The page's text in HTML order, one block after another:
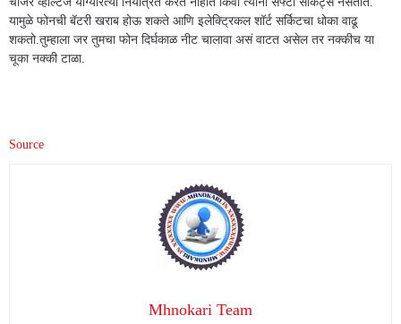
यामुळे फोनची बॅटरी खराब होऊ शकते आणि इलेक्ट्रिकल शॉर्ट सर्किटचा धोका वाढू
शकतो.तुम्हाला जर तुमचा फोन दिर्घकाळ नीट चालावा असं वाटत असेल तर नक्कीच या
चूका नक्की टाळा.
Source
Mhnokari Team